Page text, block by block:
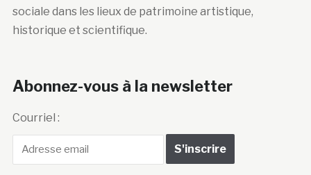
sociale dans les lieux de patrimoine artistique,
historique et scientifique.
Abonnez-vous à la newsletter
Courriel :